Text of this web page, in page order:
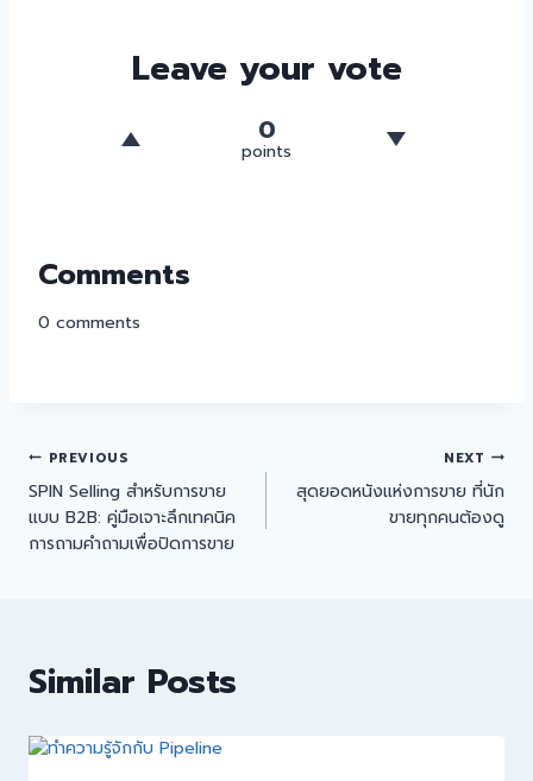
Leave your vote
0
points
Comments
0 comments
PREVIOUS
SPIN Selling สำหรับการขาย
แบบ B2B: คู่มือเจาะลึกเทคนิค
การถามคำถามเพื่อปิดการขาย
NEXT
สุดยอดหนังแห่งการขาย ที่นัก
ขายทุกคนต้องดู
Similar Posts